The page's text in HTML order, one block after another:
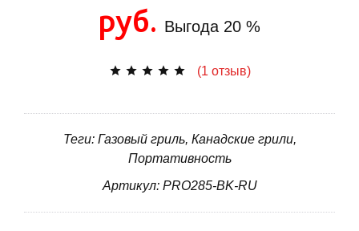
руб. Выгода 20 %
(1 отзыв)
Теги: Газовый гриль, Канадские грили,
Портативность
Артикул: PRO285-BK-RU